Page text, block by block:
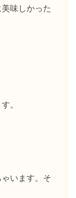
味しかった
。
います。そ